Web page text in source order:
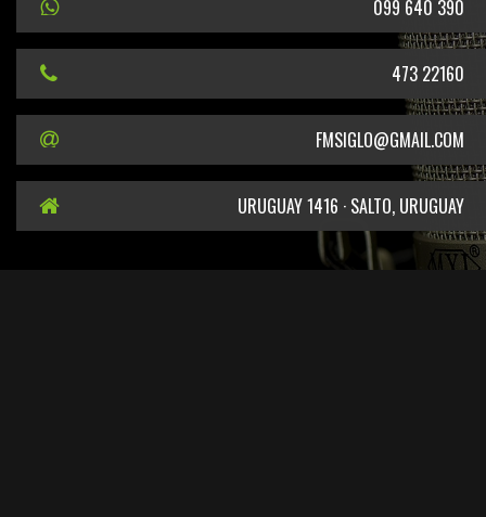
099 640 390
473 22160
FMSIGLO@GMAIL.COM
URUGUAY 1416 · SALTO, URUGUAY